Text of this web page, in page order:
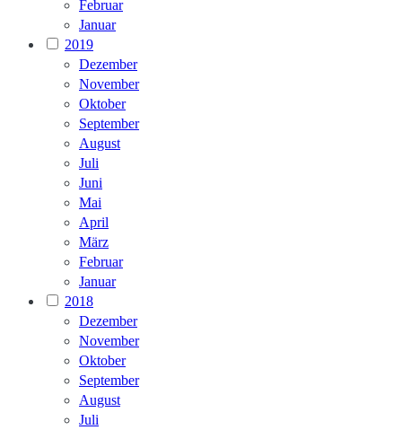
Februar
Januar
2019
Dezember
November
Oktober
September
August
Juli
Juni
Mai
April
März
Februar
Januar
2018
Dezember
November
Oktober
September
August
Juli